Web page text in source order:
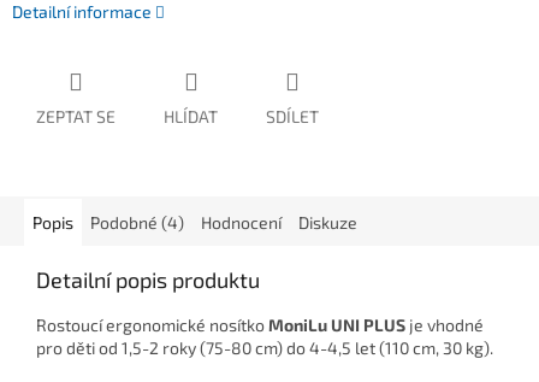
Detailní informace
ZEPTAT SE HLÍDAT SDÍLET
Popis Podobné (4) Hodnocení Diskuze
Detailní popis produktu
Rostoucí ergonomické nosítkoMoniLu UNI PLUS je vhodné
pro děti od 1,5-2 roky (75-80 cm) do 4-4,5 let (110 cm, 30 kg).